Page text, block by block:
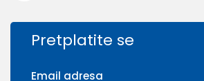
Pretplatite se